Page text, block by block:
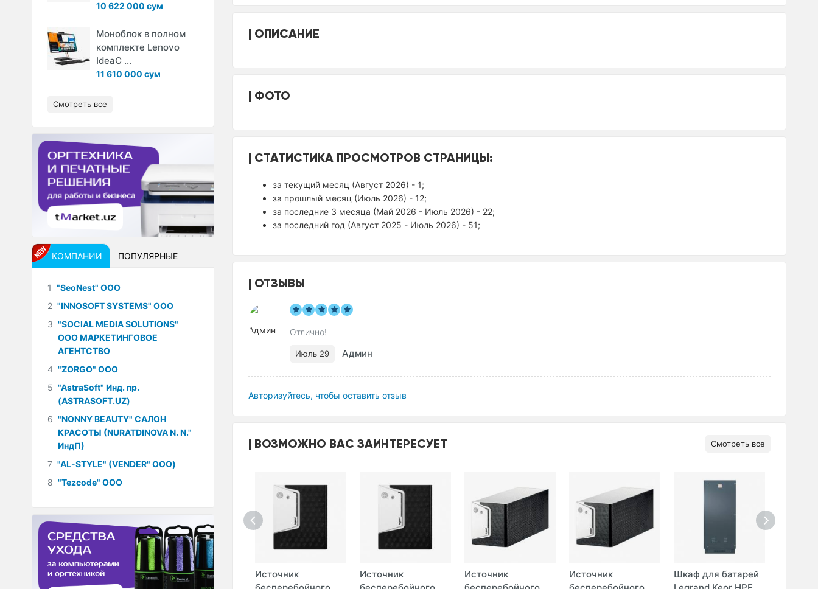
ОПИСАНИЕ
ФОТО
СТАТИСТИКА ПРОСМОТРОВ СТРАНИЦЫ:
за текущий месяц (Август 2026) - 1;
за прошлый месяц (Июль 2026) - 12;
за последние 3 месяца (Май 2026 - Июль 2026) - 22;
за последний год (Август 2025 - Июль 2026) - 51;
ОТЗЫВЫ
Отлично!
Июль 29 Админ
Авторизуйтесь, чтобы оставить отзыв
ВОЗМОЖНО ВАС ЗАИНТЕРЕСУЕТ Смотреть все
Аккумуляторная
Аккумуляторная
Источник
Источник
Источник
Источник
Шкаф для батарей
10 622 000 сум
Моноблок в полном
комплекте Lenovo
IdeaC ...
11 610 000 сум
Смотреть все
КОМПАНИИ ПОПУЛЯРНЫЕ
1 "SeoNest" ООО
2 "INNOSOFT SYSTEMS" ООО
3 "SOCIAL MEDIA SOLUTIONS"
ООО МАРКЕТИНГОВОЕ
АГЕНТСТВО
4 "ZORGO" ООО
5 "AstraSoft" Инд. пр.
(ASTRASOFT.UZ)
6 "NONNY BEAUTY" САЛОН
КРАСОТЫ (NURATDINOVA N. N."
ИндП)
7 "AL-STYLE" (VENDER" ООО)
8 "Tezcode" ООО